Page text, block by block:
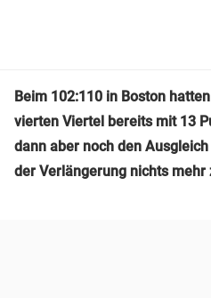
Beim 102:110 in Boston
vierten Viertel bereits mit 13
dann aber noch den
der Verlängerung nichts mehr